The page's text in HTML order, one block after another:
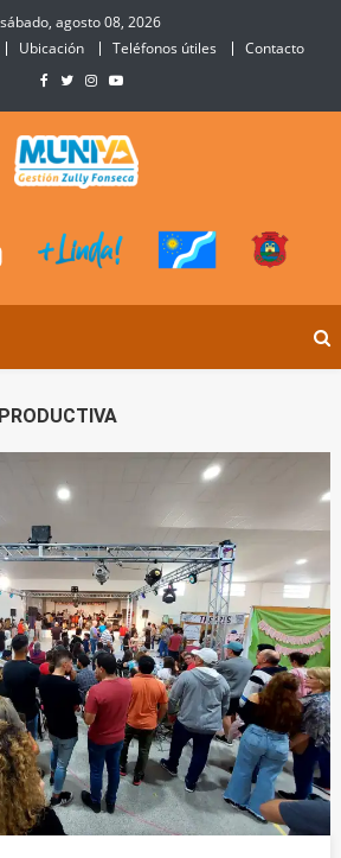
sábado, agosto 08, 2026
Ubicación Teléfonos útiles Contacto